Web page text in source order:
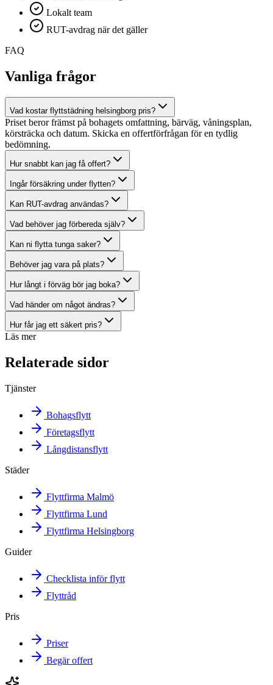
Lokalt team
RUT-avdrag när det gäller
FAQ
Vanliga frågor
Vad kostar flyttstädning helsingborg pris?
Priset beror främst på bohagets omfattning, bärväg, våningsplan,
körsträcka och datum. Skicka en offertförfrågan för en tydlig
bedömning.
Hur snabbt kan jag få offert?
Ingår försäkring under flytten?
Kan RUT-avdrag användas?
Vad behöver jag förbereda själv?
Kan ni flytta tunga saker?
Behöver jag vara på plats?
Hur långt i förväg bör jag boka?
Vad händer om något ändras?
Hur får jag ett säkert pris?
Läs mer
Relaterade sidor
Tjänster
Bohagsflytt
Företagsflytt
Långdistansflytt
Städer
Flyttfirma Malmö
Flyttfirma Lund
Flyttfirma Helsingborg
Guider
Checklista inför flytt
Flyttråd
Pris
Priser
Begär offert